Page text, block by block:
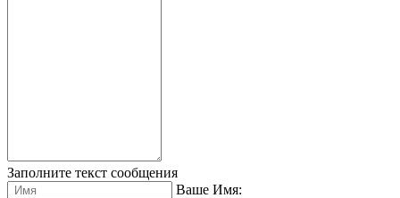
Заполните текст сообщения
Ваше Имя: